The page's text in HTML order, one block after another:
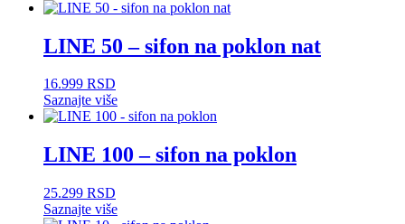
LINE 50 – sifon na poklon nat
16.999 RSD
Saznajte više
LINE 100 – sifon na poklon
25.299 RSD
Saznajte više